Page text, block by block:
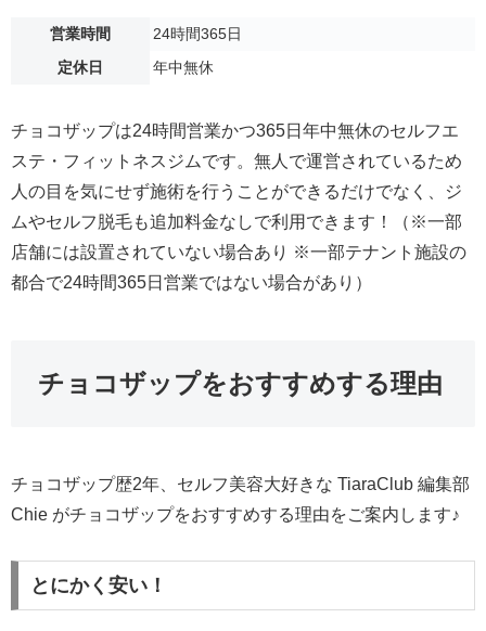
営業時間
24時間365日
定休日
年中無休
チョコザップは24時間営業かつ365日年中無休のセルフエ
ステ・フィットネスジムです。無人で運営されているため
人の目を気にせず施術を行うことができるだけでなく、ジ
ムやセルフ脱毛も追加料金なしで利用できます！（※一部
店舗には設置されていない場合あり ※一部テナント施設の
都合で24時間365日営業ではない場合があり）
チョコザップをおすすめする理由
チョコザップ歴2年、セルフ美容大好きな TiaraClub 編集部
Chie がチョコザップをおすすめする理由をご案内します♪
とにかく安い！